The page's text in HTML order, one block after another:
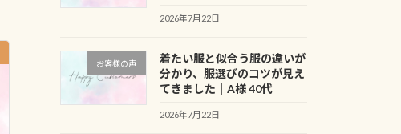
2026年7月22日
お客様の声
着たい服と似合う服の違いが
分かり、服選びのコツが見え
てきました｜A様 40代
2026年7月22日